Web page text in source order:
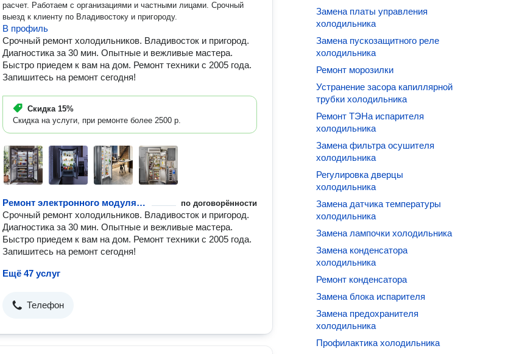
расчет. Работаем с организациями и частными лицами. Срочный
выезд к клиенту по Владивостоку и пригороду.
В профиль
Срочный ремонт холодильников. Владивосток и пригород.
Диагностика за 30 мин. Опытные и вежливые мастера.
Быстро приедем к вам на дом. Ремонт техники с 2005 года.
Запишитесь на ремонт сегодня!
Скидка 15%
Скидка на услуги, при ремонте более 2500 р.
Ремонт электронного модуля управления по договорённости
Срочный ремонт холодильников. Владивосток и пригород.
Диагностика за 30 мин. Опытные и вежливые мастера.
Быстро приедем к вам на дом. Ремонт техники с 2005 года.
Запишитесь на ремонт сегодня!
Ещё 47 услуг
Телефон
Замена платы управления
холодильника
Замена пускозащитного реле
холодильника
Ремонт морозилки
Устранение засора капиллярной
трубки холодильника
Ремонт ТЭНа испарителя
холодильника
Замена фильтра осушителя
холодильника
Регулировка дверцы
холодильника
Замена датчика температуры
холодильника
Замена лампочки холодильника
Замена конденсатора
холодильника
Ремонт конденсатора
Замена блока испарителя
Замена предохранителя
холодильника
Профилактика холодильника